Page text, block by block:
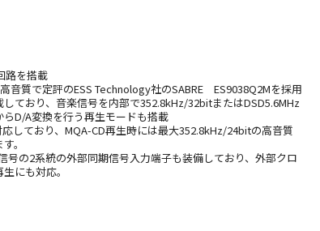
路を搭載
音質で定評のESS Technology社のSABRE ES9038Q2Mを採用
ており、音楽信号を内部で352.8kHz/32bitまたはDSD5.6MHz
D/A変換を行う再生モードも搭載
しており、MQA-CD再生時には最大352.8kHz/24bitの高音質
。
号の2系統の外部同期信号入力端子も装備しており、外部クロ
にも対応。